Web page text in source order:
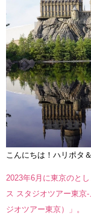
こんにちは！ハリポタ
2023年6月に東京のと
ス スタジオツアー東京
ジオツアー東京）」。